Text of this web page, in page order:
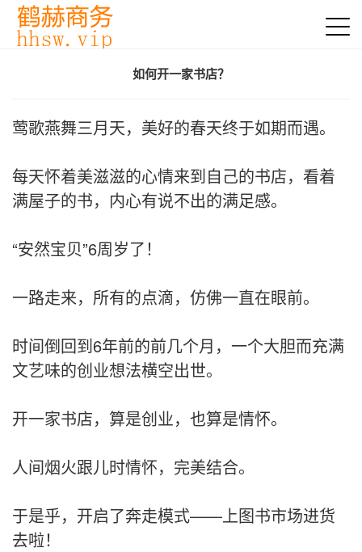
如何开一家书店？
莺歌燕舞三月天，美好的春天终于如期而遇。
每天怀着美滋滋的心情来到自己的书店，看着
满屋子的书，内心有说不出的满足感。
“安然宝贝”6周岁了！
一路走来，所有的点滴，仿佛一直在眼前。
时间倒回到6年前的前几个月，一个大胆而充满
文艺味的创业想法横空出世。
开一家书店，算是创业，也算是情怀。
人间烟火跟儿时情怀，完美结合。
于是乎，开启了奔走模式——上图书市场进货
去啦！